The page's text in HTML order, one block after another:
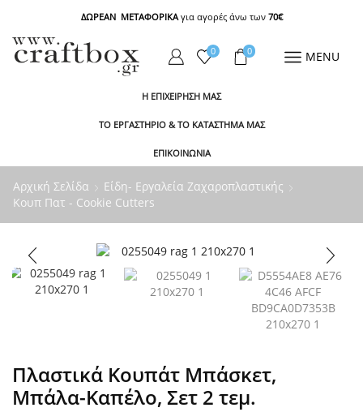
ΔΩΡΕΑΝ ΜΕΤΑΦΟΡΙΚΑγια αγορές άνω των 70€
0 0 MENU
Η ΕΠΙΧΕΙΡΗΣΗ ΜΑΣ
ΤΟ ΕΡΓΑΣΤΗΡΙΟ & ΤΟ ΚΑΤΑΣΤΗΜΑ ΜΑΣ
ΕΠΙΚΟΙΝΩΝΙΑ
Αρχική Σελίδα
Είδη- Εργαλεία Ζαχαροπλαστικής
Κουπ Πατ - Cookie Cutters
Πλαστικά Κουπάτ Μπάσκετ,
Μπάλα-Καπέλο, Σετ 2 τεμ.